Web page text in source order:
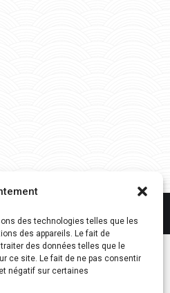
des technologies telles que les
des appareils. Le fait de
des données telles que le
ce site. Le fait de ne pas consentir
négatif sur certaines